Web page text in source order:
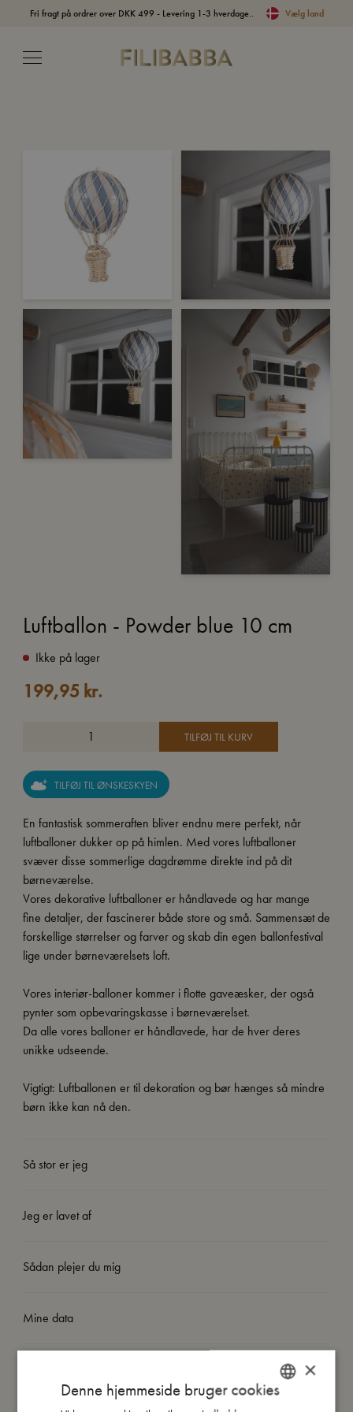
Fri fragt på ordrer over DKK 499 - Levering 1-3 hverdage.. Vælg land
Luftballon - Powder blue 10 cm
Ikke på lager
199,95 kr.
TILFØJ TIL KURV
TILFØJ TIL ØNSKESKYEN
En fantastisk sommeraften bliver endnu mere perfekt, når
luftballoner dukker op på himlen. Med vores luftballoner
svæver disse sommerlige dagdrømme direkte ind på dit
børneværelse.
Vores dekorative luftballoner er håndlavede og har mange
fine detaljer, der fascinerer både store og små. Sammensæt de
forskellige størrelser og farver og skab din egen ballonfestival
lige under børneværelsets loft.
Vores interiør-balloner kommer i flotte gaveæsker, der også
pynter som opbevaringskasse i børneværelset.
Da alle vores balloner er håndlavede, har de hver deres
unikke udseende.
Vigtigt: Luftballonen er til dekoration og bør hænges så mindre
børn ikke kan nå den.
Så stor er jeg
Jeg er lavet af
Sådan plejer du mig
Mine data
×
Denne hjemmeside bruger cookies